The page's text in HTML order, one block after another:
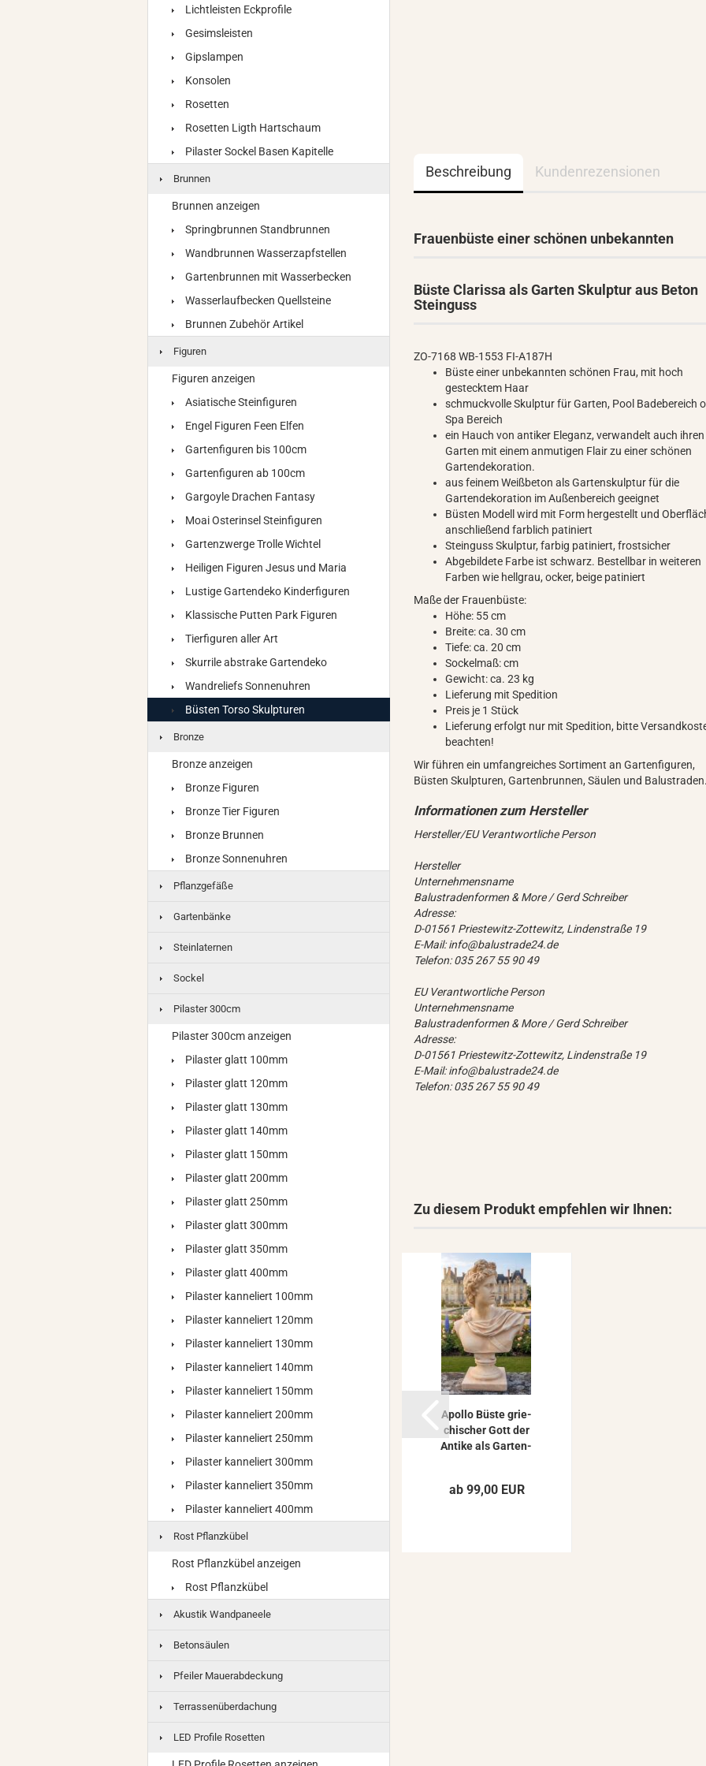
Beschreibung Kundenrezensionen
Frauenbüste einer schönen unbekannten
Büste Clarissa als Garten Skulptur aus Beton
Steinguss
ZO-7168 WB-1553 FI-A187H
Büste einer unbekannten schönen Frau, mit hoch
gestecktem Haar
schmuckvolle Skulptur für Garten, Pool Badebereich
Spa Bereich
ein Hauch von antiker Eleganz, verwandelt auch ihren
Garten mit einem anmutigen Flair zu einer schönen
Gartendekoration.
aus feinem Weißbeton als Gartenskulptur für die
Gartendekoration im Außenbereich geeignet
Büsten Modell wird mit Form hergestellt und
anschließend farblich patiniert
Steinguss Skulptur, farbig patiniert, frostsicher
Abgebildete Farbe ist schwarz. Bestellbar in weiteren
Farben wie hellgrau, ocker, beige patiniert
Maße der Frauenbüste:
Höhe: 55 cm
Breite: ca. 30 cm
Tiefe: ca. 20 cm
Sockelmaß: cm
Gewicht: ca. 23 kg
Lieferung mit Spedition
Preis je 1 Stück
Lieferung erfolgt nur mit Spedition, bitte
beachten!
Wir führen ein umfangreiches Sortiment an Gartenfiguren,
Büsten Skulpturen, Gartenbrunnen, Säulen und
Hersteller/EU Verantwortliche Person
Hersteller
Unternehmensname
Balustradenformen & More / Gerd Schreiber
Adresse:
D-01561 Priestewitz-Zottewitz, Lindenstraße 19
E-Mail: info@balustrade24.de
Telefon: 035 267 55 90 49
EU Verantwortliche Person
Unternehmensname
Balustradenformen & More / Gerd Schreiber
Adresse:
D-01561 Priestewitz-Zottewitz, Lindenstraße 19
E-Mail: info@balustrade24.de
Telefon: 035 267 55 90 49
Zu diesem Produkt empfehlen wir Ihnen:
Apol­lo Büste grie­
chi­scher Gott der
An­ti­ke als Gar­ten­
ab 99,00 EUR
Lichtleisten Eckprofile
Gesimsleisten
Gipslampen
Konsolen
Rosetten
Rosetten Ligth Hartschaum
Pilaster Sockel Basen Kapitelle
Brunnen
Brunnen anzeigen
Springbrunnen Standbrunnen
Wandbrunnen Wasserzapfstellen
Gartenbrunnen mit Wasserbecken
Wasserlaufbecken Quellsteine
Brunnen Zubehör Artikel
Figuren
Figuren anzeigen
Asiatische Steinfiguren
Engel Figuren Feen Elfen
Gartenfiguren bis 100cm
Gartenfiguren ab 100cm
Gargoyle Drachen Fantasy
Moai Osterinsel Steinfiguren
Gartenzwerge Trolle Wichtel
Heiligen Figuren Jesus und Maria
Lustige Gartendeko Kinderfiguren
Klassische Putten Park Figuren
Tierfiguren aller Art
Skurrile abstrake Gartendeko
Wandreliefs Sonnenuhren
Büsten Torso Skulpturen
Bronze
Bronze anzeigen
Bronze Figuren
Bronze Tier Figuren
Bronze Brunnen
Bronze Sonnenuhren
Pflanzgefäße
Gartenbänke
Steinlaternen
Sockel
Pilaster 300cm
Pilaster 300cm anzeigen
Pilaster glatt 100mm
Pilaster glatt 120mm
Pilaster glatt 130mm
Pilaster glatt 140mm
Pilaster glatt 150mm
Pilaster glatt 200mm
Pilaster glatt 250mm
Pilaster glatt 300mm
Pilaster glatt 350mm
Pilaster glatt 400mm
Pilaster kanneliert 100mm
Pilaster kanneliert 120mm
Pilaster kanneliert 130mm
Pilaster kanneliert 140mm
Pilaster kanneliert 150mm
Pilaster kanneliert 200mm
Pilaster kanneliert 250mm
Pilaster kanneliert 300mm
Pilaster kanneliert 350mm
Pilaster kanneliert 400mm
Rost Pflanzkübel
Rost Pflanzkübel anzeigen
Rost Pflanzkübel
Akustik Wandpaneele
Betonsäulen
Pfeiler Mauerabdeckung
Terrassenüberdachung
LED Profile Rosetten